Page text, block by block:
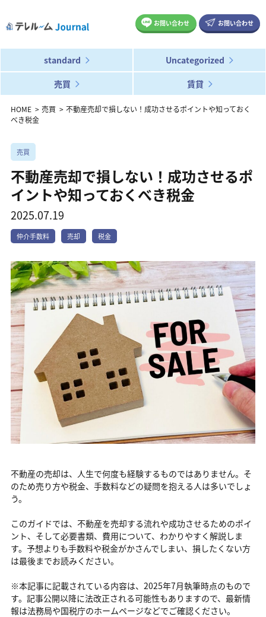
お問い合わせ お問い合わせ
standard
Uncategorized
売買
賃貸
HOME 売買
不動産売却で損しない！成功させるポイントや知っておく
べき税金
売買
不動産売却で損しない！成功させるポ
イントや知っておくべき税金
2025.07.19
仲介手数料 売却 税金
不動産の売却は、人生で何度も経験するものではありません。そ
のため売り方や税金、手数料などの疑問を抱える人は多いでしょ
う。
このガイドでは、不動産を売却する流れや成功させるためのポイ
ント、そして必要書類、費用について、わかりやすく解説しま
す。予想よりも手数料や税金がかさんでしまい、損したくない方
は最後までお読みください。
※本記事に記載されている内容は、2025年7月執筆時点のもので
す。記事公開以降に法改正される可能性もありますので、最新情
報は法務局や国税庁のホームページなどでご確認ください。